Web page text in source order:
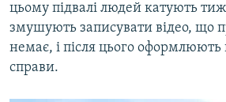
цьому підвалі людей катують
змушують записувати відео, що
немає, і після цього оформлюють
справи.